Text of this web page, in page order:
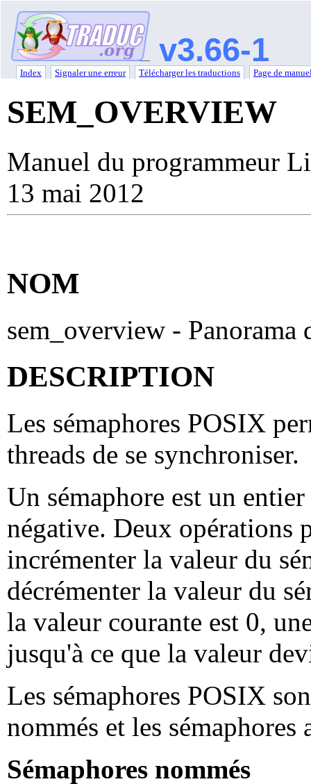
v3.66-1
Index Signaler une erreur Télécharger les traductions Page de
SEM_OVERVIEW
Manuel du programmeur
13 mai 2012
NOM
sem_overview - Panorama
DESCRIPTION
Les sémaphores POSIX
threads de se synchroniser.
Un sémaphore est un
négative. Deux opérations
incrémenter la valeur du
décrémenter la valeur du
la valeur courante est 0,
jusqu'à ce que la valeur
Les sémaphores POSIX
nommés et les sémaphores
Sémaphores nommés